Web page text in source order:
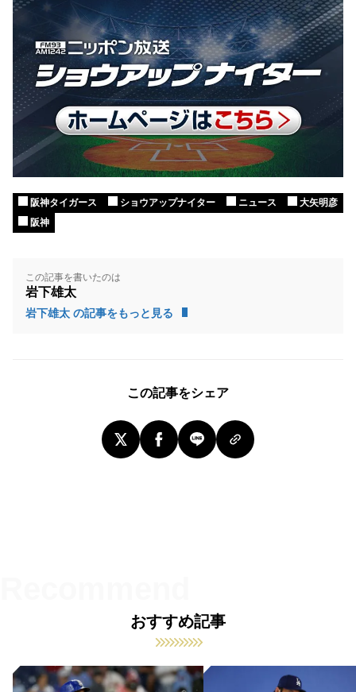
阪神タイガース ショウアップナイター ニュース
大矢明彦
阪神
この記事を書いたのは
岩下雄太
岩下雄太 の記事をもっと見る
この記事をシェア
おすすめ記事